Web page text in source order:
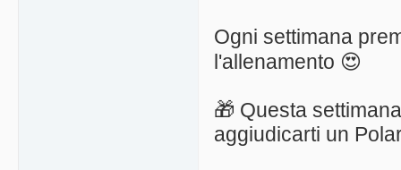
Ogni settimana
l'allenamento 😍
🎁 Questa
aggiudicarti un